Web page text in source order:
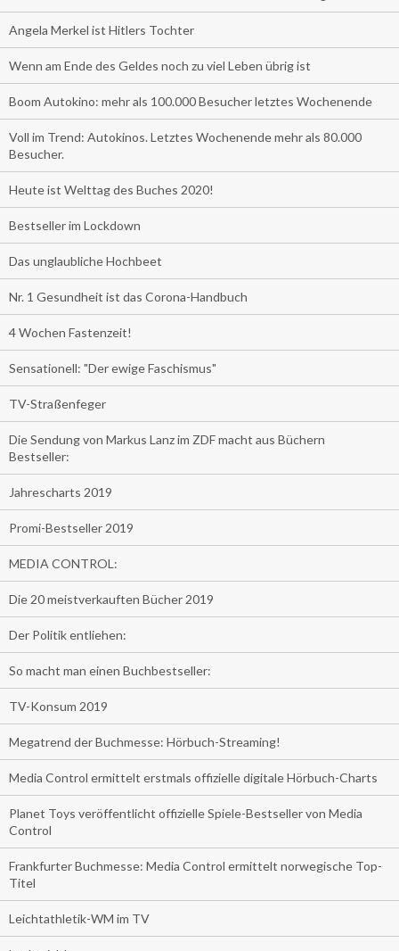
Angela Merkel ist Hitlers Tochter
Wenn am Ende des Geldes noch zu viel Leben übrig ist
Boom Autokino: mehr als 100.000 Besucher letztes Wochenende
Voll im Trend: Autokinos. Letztes Wochenende mehr als 80.000
Besucher.
Heute ist Welttag des Buches 2020!
Bestseller im Lockdown
Das unglaubliche Hochbeet
Nr. 1 Gesundheit ist das Corona-Handbuch
4 Wochen Fastenzeit!
Sensationell: "Der ewige Faschismus"
TV-Straßenfeger
Die Sendung von Markus Lanz im ZDF macht aus Büchern
Bestseller:
Jahrescharts 2019
Promi-Bestseller 2019
MEDIA CONTROL:
Die 20 meistverkauften Bücher 2019
Der Politik entliehen:
So macht man einen Buchbestseller:
TV-Konsum 2019
Megatrend der Buchmesse: Hörbuch-Streaming!
Media Control ermittelt erstmals offizielle digitale Hörbuch-Charts
Planet Toys veröffentlicht offizielle Spiele-Bestseller von Media
Control
Frankfurter Buchmesse: Media Control ermittelt norwegische Top-
Titel
Leichtathletik-WM im TV